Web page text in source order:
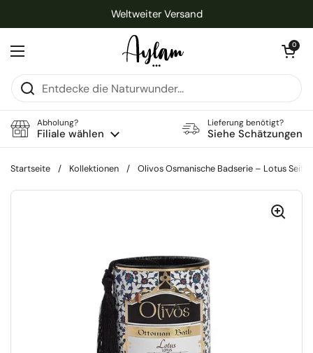
Weltweiter Versand
Menü öffnen
Warenkorb
0
Abholung?
Filiale wählen
Lieferung benötigt?
Siehe Schätzungen
Startseite / Kollektionen / Olivos Osmanische Badserie – Lotus Seife